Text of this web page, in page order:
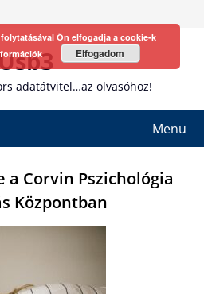
adatátvitel…az olvasóhoz!
Menu
a Corvin Pszichológia
Központban
Ön elfogadja a cookie-k
Elfogadom